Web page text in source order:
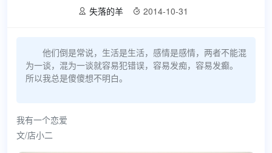
 失落的羊  2014-10-31
他们倒是常说，生活是生活，感情是感情，两者不能混
为一谈，混为一谈就容易犯错误，容易发痴，容易发癫。
所以我总是傻傻想不明白。
我有一个恋爱
文/店小二